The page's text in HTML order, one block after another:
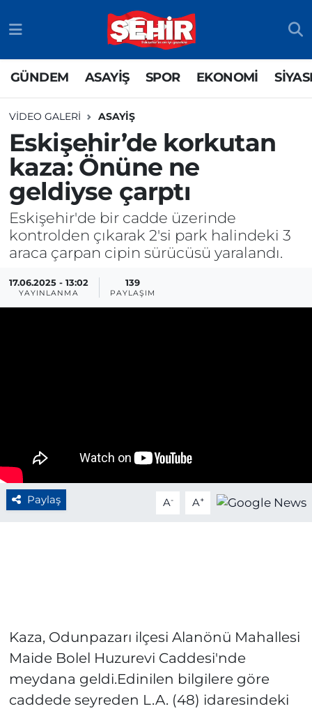
GÜNDEM ASAYİŞ SPOR EKONOMİ
VIDEO GALERI ASAYİŞ
Eskişehir’de korkutan
kaza: Önüne ne
geldiyse çarptı
Eskişehir'de bir cadde üzerinde
kontrolden çıkarak 2'si park halindeki 3
araca çarpan cipin sürücüsü yaralandı.
17.06.2025 - 13:02
YAYINLANMA
139
PAYLAŞIM
Paylaş A- A+
Kaza, Odunpazarı ilçesi Alanönü Mahallesi
Maide Bolel Huzurevi Caddesi'nde
meydana geldi.Edinilen bilgilere göre
caddede seyreden L.A. (48) idaresindeki
SPOR
EKONOMİ
SİYASET
RESMİ İLAN
SİYASET
SPOR
EKONOMİ
EĞİTİM
TEKNOLOJİ
GÜNCEL
Eskişehir Nöbetçi Eczaneler
Eskişehir Hava Durumu
Eskişehir Namaz Vakitleri
Eskişehir Trafik Yoğunluk Haritası
TFF 3.Lig 4.Grup Puan Durumu ve Fikstür
Tüm Manşetler
Haber Arşivi